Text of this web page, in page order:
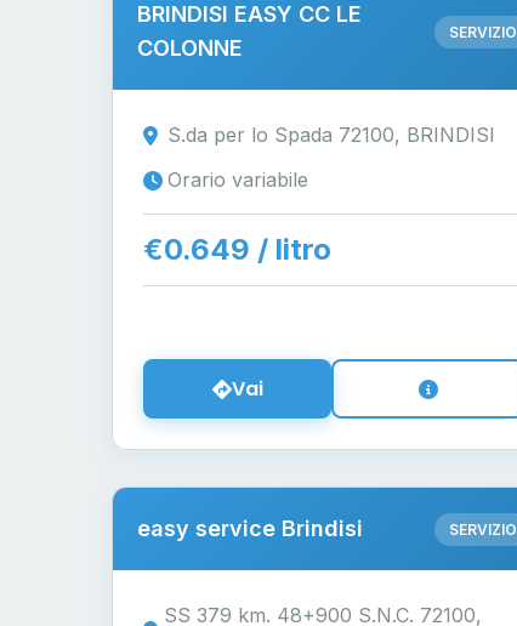
BRINDISI EASY CC LE
COLONNE
SERVIZIO
S.da per lo Spada 72100, BRINDISI
Orario variabile
€0.649 / litro
Vai
easy service Brindisi SERVIZIO
SS 379 km. 48+900 S.N.C. 72100,